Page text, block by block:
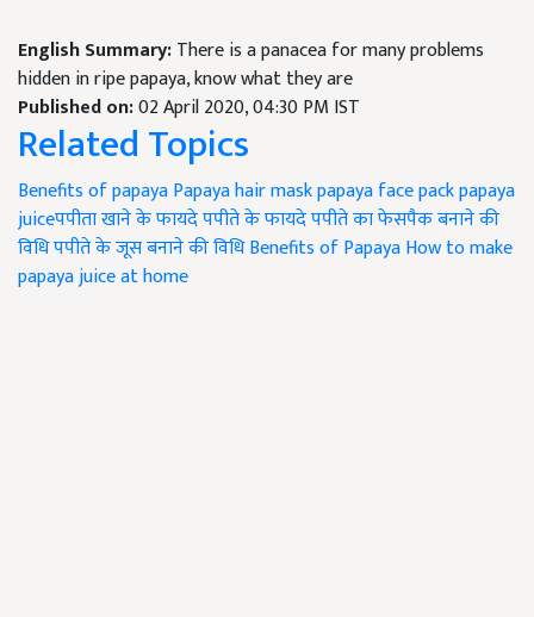
English Summary:There is a panacea for many problems
hidden in ripe papaya, know what they are
Published on:02 April 2020, 04:30 PM IST
Related Topics
Benefits of papayaPapaya hair maskpapaya face packpapaya
juiceपपीता खाने के फायदेपपीते के फायदेपपीते का फेसपैक बनाने की
विधिपपीते के जूस बनाने की विधिBenefits of PapayaHow to make
papaya juice at home